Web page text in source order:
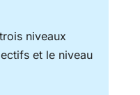
niveaux
et le niveau